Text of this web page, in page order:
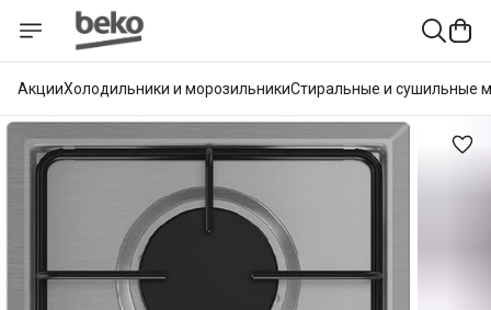
АкцииХолодильники и морозильникиСтиральные и сушильные